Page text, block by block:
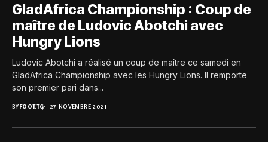
GladAfrica Championship : Coup de
maître de Ludovic Abotchi avec
Hungry Lions
Ludovic Abotchi a réalisé un coup de maître ce samedi en
GladAfrica Championship avec les Hungry Lions. Il remporte
son premier pari dans...
BYFOOT.TG 27 NOVEMBRE 2021